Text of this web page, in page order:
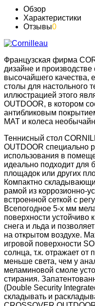
Обзор
Характеристики
Отзывы0
Французская фирма
дизайне и производстве
высочайшего качества,
столы для настольного
иллюстрацией этого
OUTDOOR, в котором
антибликовым
MAT и колеса
Теннисный стол
OUTDOOR специально
использования в
идеально подходит для
площадок или других
Компактно
рамой из коррозионно-
встроенной сеткой с
Всепогодное 5-х мм
поверхности устойчиво
снега и льда и
на открытом воздухе.
игровой поверхности
солнца, т.к. отражает от
меньше света, чем у
меламиновой смоле
стирания.
(Double Security
складывать и